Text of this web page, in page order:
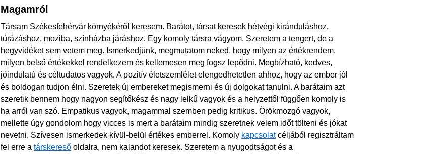
Magamról
Társam Székesfehérvár környékéről keresem. Barátot, társat keresek hétvégi kiránduláshoz,
túrázáshoz, moziba, színházba járáshoz. Egy komoly társra vágyom. Szeretem a tengert, de a
hegyvidéket sem vetem meg. Ismerkedjünk, megmutatom neked, hogy milyen az értékrendem,
milyen belső értékekkel rendelkezem és kellemesen meg fogsz lepődni. Megbízható, kedves,
jóindulatú és céltudatos vagyok. A pozitív életszemlélet elengedhetetlen ahhoz, hogy az ember jól
és boldogan tudjon élni. Szeretek új embereket megismerni és új dolgokat tanulni. A barátaim azt
szeretik bennem hogy nagyon segítőkész és nagy lelkű vagyok és a helyzettől függően komoly is
ha arról van szó. Empatikus vagyok, magammal szemben pedig kritikus. Örökmozgó vagyok,
mellette úgy gondolom hogy vicces is mert a barátaim mindig szeretnek velem időt tölteni és jókat
nevetni. Szívesen ismerkedek kívül-belül értékes emberrel. Komoly kapcsolatcéljából regisztráltam
fel erre a társkereső oldalra, nem kalandot keresek. Szeretem a nyugodtságot és a